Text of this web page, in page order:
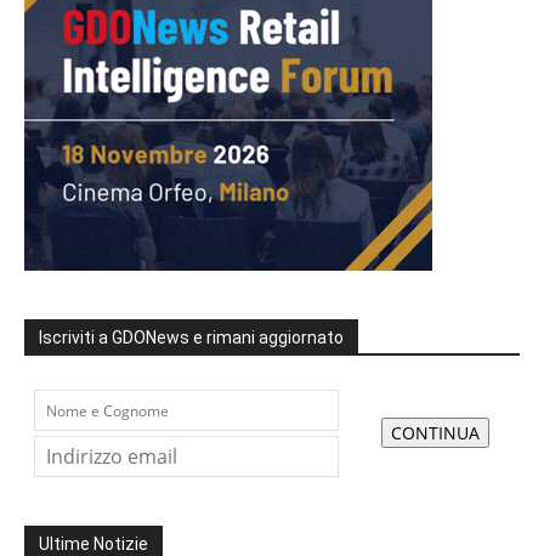
Iscriviti a GDONews e rimani aggiornato
Ultime Notizie